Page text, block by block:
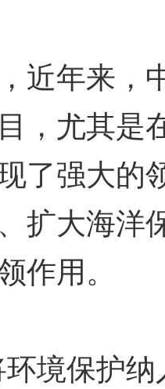
年来，
，尤其是
了强大的
扩大海洋
作用。
保护纳